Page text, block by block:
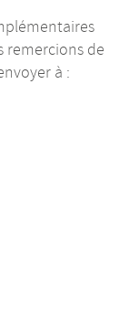
remercions de
à :